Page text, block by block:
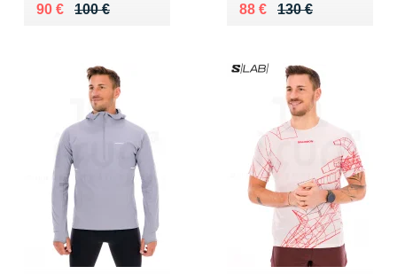
100 €
Au lieu de 100 €
90 €
Vendu 90 € 130 €
Au lieu de 130 €
88 €
Vendu 88 €